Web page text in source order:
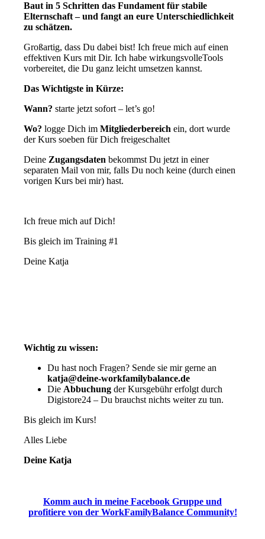
Baut in 5 Schritten das Fundament für stabile
Elternschaft – und fangt an eure Unterschiedlichkeit
zu schätzen.
Großartig, dass Du dabei bist! Ich freue mich auf einen
effektiven Kurs mit Dir. Ich habe wirkungsvolleTools
vorbereitet, die Du ganz leicht umsetzen kannst.
Das Wichtigste in Kürze:
Wann? starte jetzt sofort – let’s go!
Wo? logge Dich imMitgliederbereich ein, dort wurde
der Kurs soeben für Dich freigeschaltet
Deine Zugangsdaten bekommst Du jetzt in einer
separaten Mail von mir, falls Du noch keine (durch einen
vorigen Kurs bei mir) hast.
Ich freue mich auf Dich!
Bis gleich im Training #1
Deine Katja
Wichtig zu wissen:
Du hast noch Fragen? Sende sie mir gerne an
katja@deine-workfamilybalance.de
Die Abbuchung der Kursgebühr erfolgt durch
Digistore24 – Du brauchst nichts weiter zu tun.
Bis gleich im Kurs!
Alles Liebe
Deine Katja
Komm auch in meine Facebook Gruppe und
profitiere von der WorkFamilyBalance Community!